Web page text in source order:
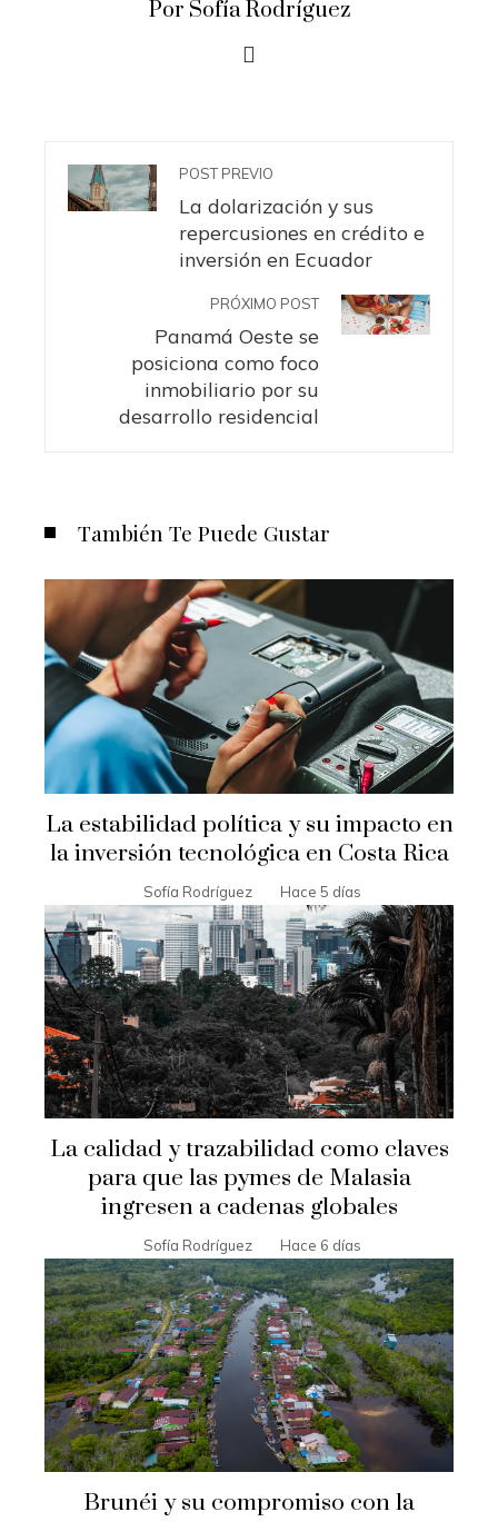
Por Sofía Rodríguez
POST PREVIO
La dolarización y sus
repercusiones en crédito e
inversión en Ecuador
PRÓXIMO POST
Panamá Oeste se
posiciona como foco
inmobiliario por su
desarrollo residencial
También Te Puede Gustar
La estabilidad política y su impacto en
la inversión tecnológica en Costa Rica
Sofía Rodríguez Hace 5 días
La calidad y trazabilidad como claves
para que las pymes de Malasia
ingresen a cadenas globales
Sofía Rodríguez Hace 6 días
Brunéi y su compromiso con la